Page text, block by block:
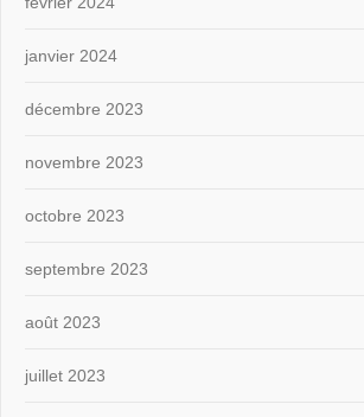
janvier 2024
décembre 2023
novembre 2023
octobre 2023
septembre 2023
août 2023
juillet 2023